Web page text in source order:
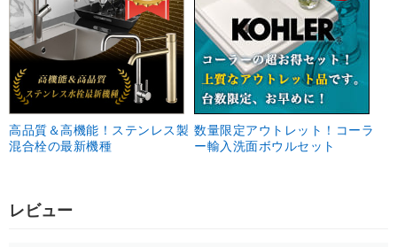
高品質＆高機能！ステンレス製
混合栓の最新機種
数量限定アウトレット！コーラ
ー輸入洗面ボウルセット
レビュー